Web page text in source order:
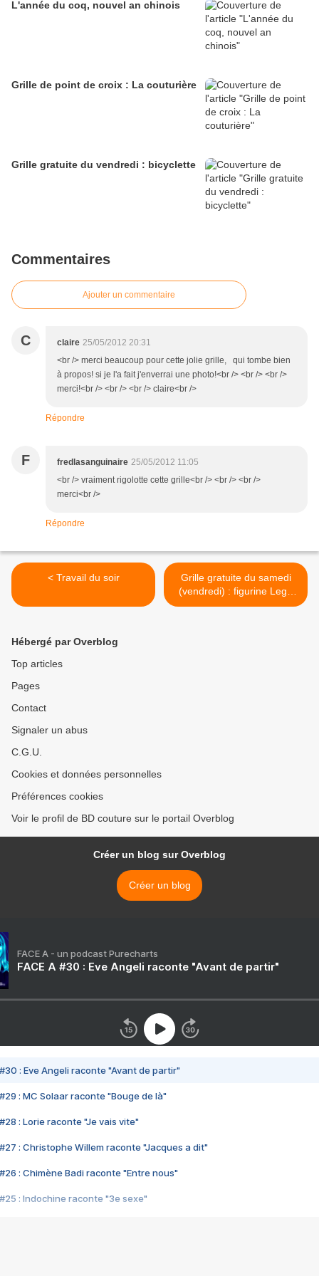
L'année du coq, nouvel an chinois
Grille de point de croix : La couturière
Grille gratuite du vendredi : bicyclette
Commentaires
Ajouter un commentaire
C claire 25/05/2012 20:31
<br /> merci beaucoup pour cette jolie grille, qui tombe bien
à propos! si je l'a fait j'enverrai une photo!<br /> <br /> <br />
merci!<br /> <br /> <br /> claire<br />
Répondre
F fredlasanguinaire 25/05/2012 11:05
<br /> vraiment rigolotte cette grille<br /> <br /> <br />
merci<br />
Répondre
< Travail du soir
Grille gratuite du samedi
(vendredi) : figurine Lego
variation >
Hébergé par Overblog
Top articles
Pages
Contact
Signaler un abus
C.G.U.
Cookies et données personnelles
Préférences cookies
Voir le profil de BD couture sur le portail Overblog
Créer un blog sur Overblog
Créer un blog
FACE A - un podcast Purecharts
FACE A #30 : Eve Angeli raconte "Avant de partir"
#30 : Eve Angeli raconte "Avant de partir"
#29 : MC Solaar raconte "Bouge de là"
#28 : Lorie raconte "Je vais vite"
#27 : Christophe Willem raconte "Jacques a dit"
#26 : Chimène Badi raconte "Entre nous"
#25 : Indochine raconte "3e sexe"